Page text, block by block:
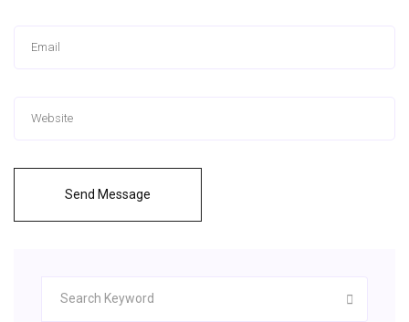
Send Message